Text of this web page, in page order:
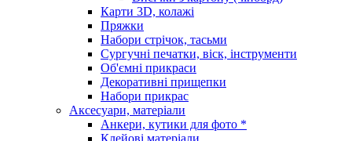
Карти 3D, колажі
Пряжки
Набори стрічок, тасьми
Сургучні печатки, віск, інструменти
Об'ємні прикраси
Декоративні прищепки
Набори прикрас
Аксесуари, матеріали
Анкери, кутики для фото *
Клейові матеріали